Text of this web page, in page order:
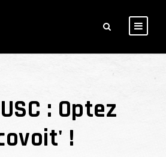
: Optez
!